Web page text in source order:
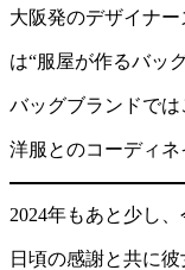
大阪発のデザイナー
は“服屋が作るバッ
バッグブランドでは
洋服とのコーディ
2024年もあと少し
日頃の感謝と共に